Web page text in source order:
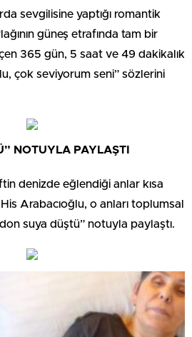
sevgilisine yaptığı romantik
güneş etrafında tam bir
365 gün, 5 saat ve 49 dakikalık
çok seviyorum seni” sözlerini
NOTUYLA PAYLAŞTI
denizde eğlendiği anlar kısa
Arabacıoğlu, o anları toplumsal
suya düştü” notuyla paylaştı.